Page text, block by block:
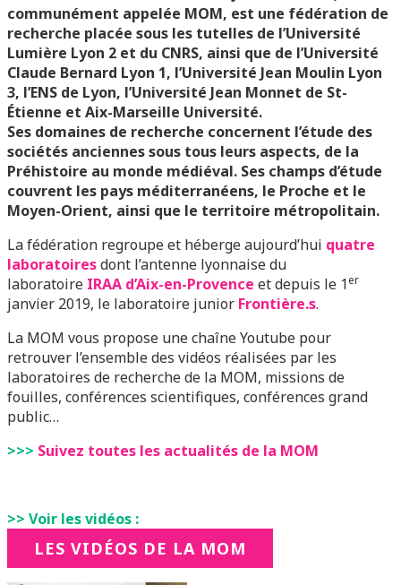
communément appelée MOM, est une fédération de
recherche placée sous les tutelles de l’Université
Lumière Lyon 2 et du CNRS, ainsi que de l’Université
Claude Bernard Lyon 1, l’Université Jean Moulin Lyon
3, l’ENS de Lyon, l’Université Jean Monnet de St-
Étienne et Aix-Marseille Université.
Ses domaines de recherche concernent l’étude des
sociétés anciennes sous tous leurs aspects, de la
Préhistoire au monde médiéval. Ses champs d’étude
couvrent les pays méditerranéens, le Proche et le
Moyen-Orient, ainsi que le territoire métropolitain.
La fédération regroupe et héberge aujourd’hui quatre
laboratoiresdont l’antenne lyonnaise du
laboratoire IRAA d’Aix-en-Provence et depuis le 1er
janvier 2019, le laboratoire junior Frontière.s.
La MOM vous propose une chaîne Youtube pour
retrouver l’ensemble des vidéos réalisées par les
laboratoires de recherche de la MOM, missions de
fouilles, conférences scientifiques, conférences grand
public…
>>> Suivez toutes les actualités de la MOM
>> Voir les vidéos :
LES VIDÉOS DE LA MOM